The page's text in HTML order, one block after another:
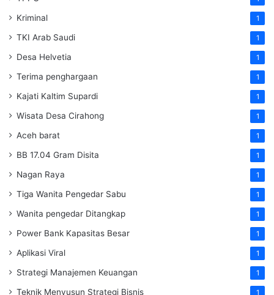
Kriminal 1
TKI Arab Saudi 1
Desa Helvetia 1
Terima penghargaan 1
Kajati Kaltim Supardi 1
Wisata Desa Cirahong 1
Aceh barat 1
BB 17.04 Gram Disita 1
Nagan Raya 1
Tiga Wanita Pengedar Sabu 1
Wanita pengedar Ditangkap 1
Power Bank Kapasitas Besar 1
Aplikasi Viral 1
Strategi Manajemen Keuangan 1
Teknik Menyusun Strategi Bisnis 1